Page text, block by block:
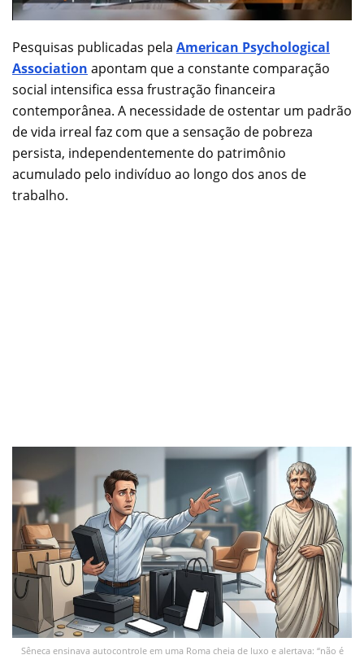
Pesquisas publicadas pela American Psychological
Association apontam que a constante comparação
social intensifica essa frustração financeira
contemporânea. A necessidade de ostentar um padrão
de vida irreal faz com que a sensação de pobreza
persista, independentemente do patrimônio
acumulado pelo indivíduo ao longo dos anos de
trabalho.
Sêneca ensinava autocontrole em uma Roma cheia de luxo e alertava: “não é